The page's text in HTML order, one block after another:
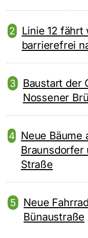
Linie 12
barrierefrei
Baustart der
Nossener
Neue Bäume
Braunsdorfer
Straße
Neue
Bünaustraße